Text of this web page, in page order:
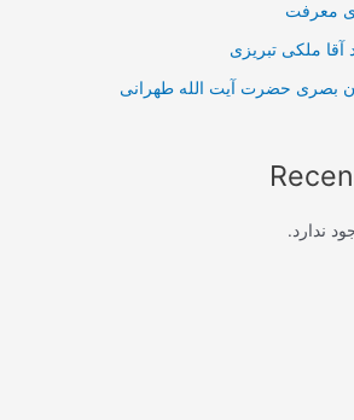
معرفت
آقا ملکی تبریزی
بصری حضرت آیت الله طهرانی
ندارد.